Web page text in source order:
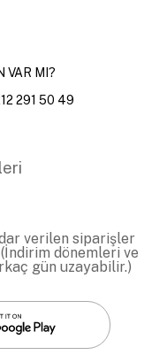
VAR MI?
291 50 49
verilen siparişler
dönemleri ve
gün uzayabilir.)